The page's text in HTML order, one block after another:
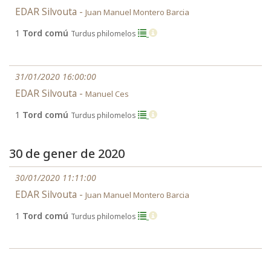
EDAR Silvouta - Juan Manuel Montero Barcia
1 Tord comú Turdus philomelos
31/01/2020 16:00:00
EDAR Silvouta - Manuel Ces
1 Tord comú Turdus philomelos
30 de gener de 2020
30/01/2020 11:11:00
EDAR Silvouta - Juan Manuel Montero Barcia
1 Tord comú Turdus philomelos